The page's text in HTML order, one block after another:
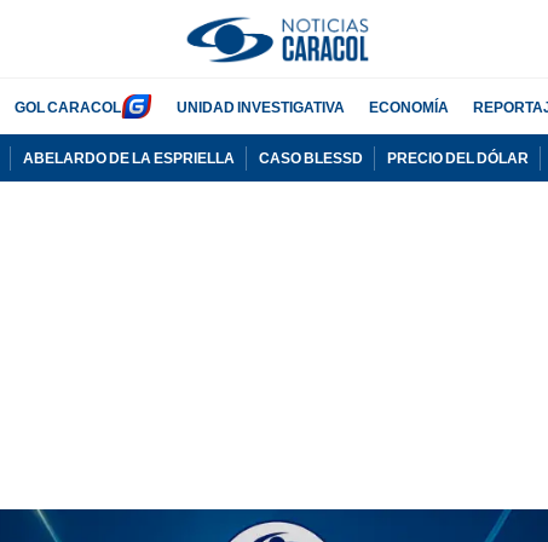
GOL CARACOL UNIDAD INVESTIGATIVA ECONOMÍA
ABELARDO DE LA ESPRIELLA CASO BLESSD PRECIO DEL DÓLAR